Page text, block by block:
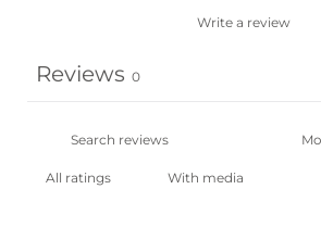
Write a review
Reviews 0
With media